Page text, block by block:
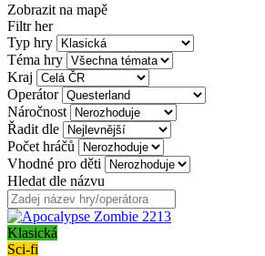
Zobrazit na mapě
Filtr her
Typ hry
Téma hry
Kraj
Operátor
Náročnost
Řadit dle
Počet hráčů
Vhodné pro děti
Hledat dle názvu
Klasická
Sci-fi